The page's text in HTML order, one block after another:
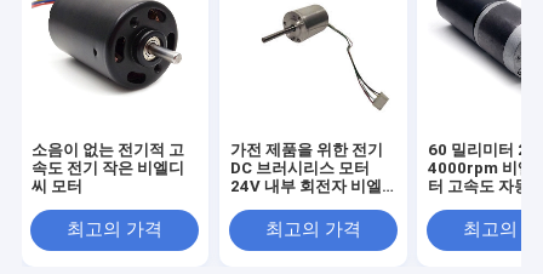
소음이 없는 전기적 고
속도 전기 작은 비엘디
씨 모터
최고의 가격
가전 제품을 위한 전기
DC 브러시리스 모터
24V 내부 회전자 비엘
최고의 가격
60 밀리미터
4000rpm 비엘
터 고속도 자동
공급했습니다
최고의